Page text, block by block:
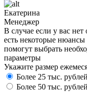
Екатерина
Менеджер
В случае если у вас
есть некоторые
помогут выбрать
параметры
Укажите размер
Более 25 тыс.
Более 50 тыс.